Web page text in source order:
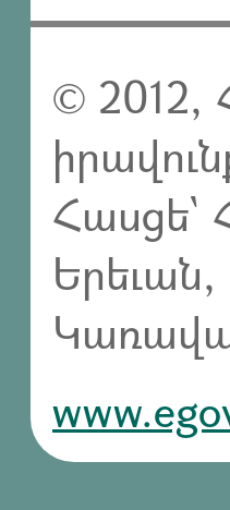
© 2012,
Հասցե`